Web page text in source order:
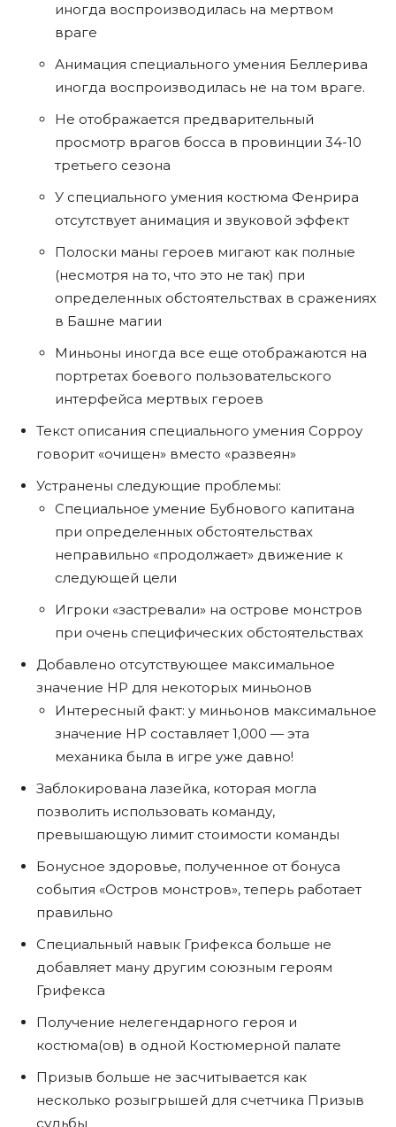
иногда воспроизводилась на мертвом
враге
Анимация специального умения Беллерива
иногда воспроизводилась не на том враге.
Не отображается предварительный
просмотр врагов босса в провинции 34-10
третьего сезона
У специального умения костюма Фенрира
отсутствует анимация и звуковой эффект
Полоски маны героев мигают как полные
(несмотря на то, что это не так) при
определенных обстоятельствах в сражениях
в Башне магии
Миньоны иногда все еще отображаются на
портретах боевого пользовательского
интерфейса мертвых героев
Текст описания специального умения Сорроу
говорит «очищен» вместо «развеян»
Устранены следующие проблемы:
Специальное умение Бубнового капитана
при определенных обстоятельствах
неправильно «продолжает» движение к
следующей цели
Игроки «застревали» на острове монстров
при очень специфических обстоятельствах
Добавлено отсутствующее максимальное
значение HP для некоторых миньонов
Интересный факт: у миньонов максимальное
значение HP составляет 1,000 — эта
механика была в игре уже давно!
Заблокирована лазейка, которая могла
позволить использовать команду,
превышающую лимит стоимости команды
Бонусное здоровье, полученное от бонуса
события «Остров монстров», теперь работает
правильно
Специальный навык Грифекса больше не
добавляет ману другим союзным героям
Грифекса
Получение нелегендарного героя и
костюма(ов) в одной Костюмерной палате
Призыв больше не засчитывается как
несколько розыгрышей для счетчика Призыв
судьбы